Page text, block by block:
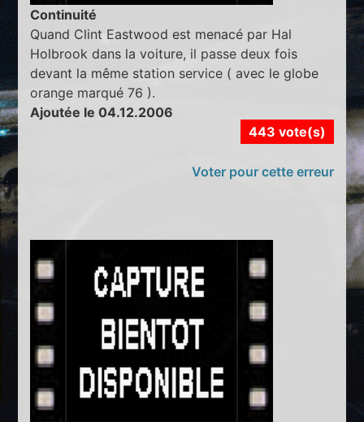
Continuité
Quand Clint Eastwood est menacé par Hal
Holbrook dans la voiture, il passe deux fois
devant la même station service ( avec le globe
orange marqué 76 ).
Ajoutée le 04.12.2006
443 vote(s)
Voter pour cette erreur